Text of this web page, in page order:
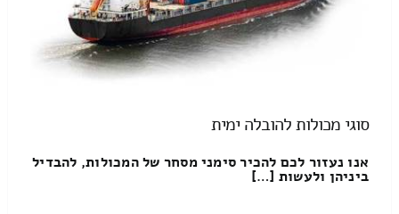
סוגי מכולות להובלה ימית
אנו נעזור לכם להכיר סימני מסחר של המכולות, להבדיל
ביניהן ולעשות […]